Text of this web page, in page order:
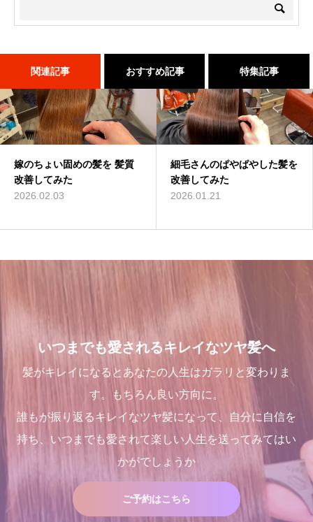
関連記事 おすすめ記事 特集記事
嫁のちょい固めの髪を 髪質
改善してみた
2026.02.03
細毛さんのぱやぱやした髪を
改善してみた
2026.01.21
髪が綺麗になった後の素晴ら
しい世界と、シャンデリラの
理念
店継いでくれる人探していま
す
2025.12.11
１００％の髪質改善！ シャ
ンデリラの髪質改善システム
とは
吹越 広彬が過ごした[メイク
アップフォーエバーアカデミ
ー]での九ヶ月間の軌跡！
いつまでも愛されるキレイなツヤ髪へ
髪がキレイになるとあなたの人生はガラリと変わりま
す。もちろん良い方向に。
誰もが振り返るキレイなツヤ髪になって、自分に自信を
持ち、いつまでも愛されて楽しい人生を送ってみてはい
かがでしょうか
ご予約はこちら